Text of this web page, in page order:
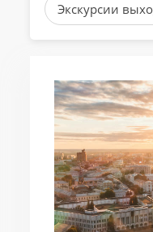
Экскурсии